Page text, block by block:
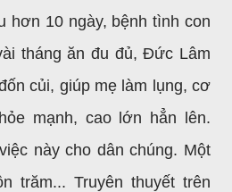
hơn 10 ngày, bệnh tình con
tháng ăn đu đủ, Đức Lâm
củi, giúp mẹ làm lụng, cơ
mạnh, cao lớn hẳn lên.
này cho dân chúng. Một
trăm... Truyên thuyết trên